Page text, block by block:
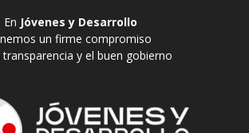
En Jóvenes y Desarrollo
un firme compromiso
y el buen gobierno